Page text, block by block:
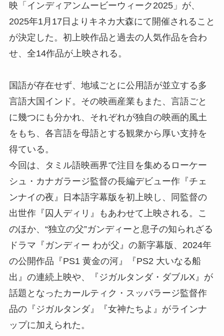
映「インディアンムービーウィーク2025」が、
2025年1月17日よりキネカ大森にて開催されること
が決定した。初上映作品と過去の人気作品を合わ
せ、全14作品が上映される。
国語が存在せず、地域ごとに公用語が並立する多
言語大国インド。その映画産業もまた、言語ごと
に幾つにも分かれ、それぞれが独自の映画的風土
をもち、各言語を母語とする観衆から厚い支持を
得ている。
今回は、タミル語映画界で注目を集めるローケー
シュ・カナガラージ監督の長編デビュー作『チェ
ンナイの夜』日本語字幕版を初上映し、同監督の
出世作『囚人ディリ』もあわせて上映される。こ
のほか、“独立の父”ガンディーと息子の知られざる
ドラマ『ガンディー わが父』の新字幕版、2024年
の公開作品『PS1 黄金の河』『PS2 大いなる船
出』の連続上映や、『ジガルタンダ・ダブルX』が
話題となったカールティク・スッバラージ監督作
品の『ジガルタンダ』『女神たちよ』がラインナ
ップに加えられた。